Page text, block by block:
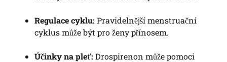
Regulace cyklu: Pravidelnější menstruační
cyklus může být pro ženy přínosem.
Účinky na pleť: Drospirenon může pomoci